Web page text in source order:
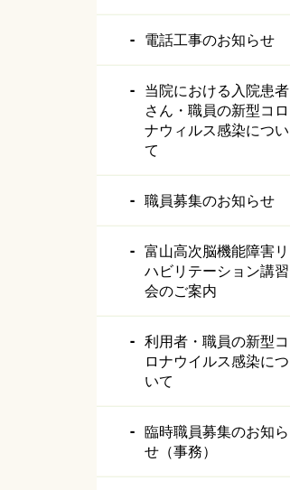
電話工事のお知らせ
当院における入院患者
さん・職員の新型コロ
ナウィルス感染につい
て
職員募集のお知らせ
富山高次脳機能障害リ
ハビリテーション講習
会のご案内
利用者・職員の新型コ
ロナウイルス感染につ
いて
臨時職員募集のお知ら
せ（事務）